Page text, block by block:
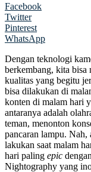
Facebook
Twitter
Pinterest
WhatsApp
Dengan teknologi
berkembang, kita bisa
kualitas yang begitu
bisa dilakukan di
konten di malam hari
antaranya adalah
teman, menonton
pancaran lampu.
lakukan saat malam
hari paling epic
Nightography yang